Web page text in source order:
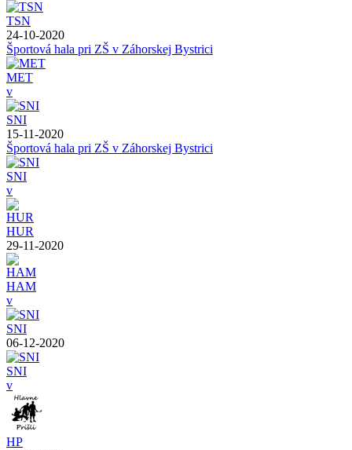
TSN
24-10-2020
Športová hala pri ZŠ v Záhorskej Bystrici
MET
v
SNI
15-11-2020
Športová hala pri ZŠ v Záhorskej Bystrici
SNI
v
HUR
29-11-2020
HAM
v
SNI
06-12-2020
SNI
v
HP